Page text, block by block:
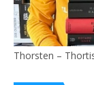
Thorsten –